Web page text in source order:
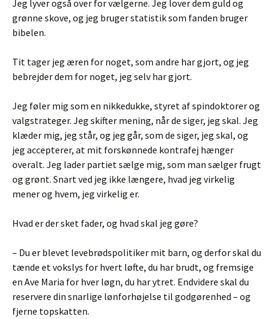
Jeg lyver også over for vælgerne. Jeg lover dem guld og
grønne skove, og jeg bruger statistik som fanden bruger
bibelen.
Tit tager jeg æren for noget, som andre har gjort, og jeg
bebrejder dem for noget, jeg selv har gjort.
Jeg føler mig som en nikkedukke, styret af spindoktorer og
valgstrateger. Jeg skifter mening, når de siger, jeg skal. Jeg
klæder mig, jeg står, og jeg går, som de siger, jeg skal, og
jeg accepterer, at mit forskønnede kontrafej hænger
overalt. Jeg lader partiet sælge mig, som man sælger frugt
og grønt. Snart ved jeg ikke længere, hvad jeg virkelig
mener og hvem, jeg virkelig er.
Hvad er der sket fader, og hvad skal jeg gøre?
– Du er blevet levebrødspolitiker mit barn, og derfor skal du
tænde et vokslys for hvert løfte, du har brudt, og fremsige
en Ave Maria for hver løgn, du har ytret. Endvidere skal du
reservere din snarlige lønforhøjelse til godgørenhed – og
fjerne topskatten.